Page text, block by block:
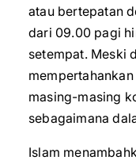
atau bertepatan
dari 09.00 pagi
setempat. Meski
masing-masing
sebagaimana
Islam